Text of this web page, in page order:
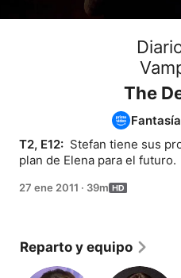
The
Fantasía
T2, E12: Stefan tiene sus
plan de Elena para el futuro.
27 ene 2011 · 39m
Reparto y equipo